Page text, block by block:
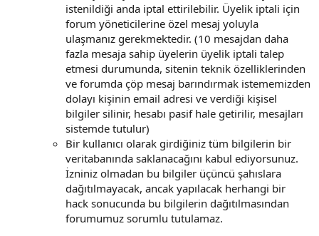
istenildiği anda iptal ettirilebilir. Üyelik iptali için
forum yöneticilerine özel mesaj yoluyla
ulaşmanız gerekmektedir. (10 mesajdan daha
fazla mesaja sahip üyelerin üyelik iptali talep
etmesi durumunda, sitenin teknik özelliklerinden
ve forumda çöp mesaj barındırmak istememizden
dolayı kişinin email adresi ve verdiği kişisel
bilgiler silinir, hesabı pasif hale getirilir, mesajları
sistemde tutulur)
Bir kullanıcı olarak girdiğiniz tüm bilgilerin bir
veritabanında saklanacağını kabul ediyorsunuz.
İzniniz olmadan bu bilgiler üçüncü şahıslara
dağıtılmayacak, ancak yapılacak herhangi bir
hack sonucunda bu bilgilerin dağıtılmasından
forumumuz sorumlu tutulamaz.